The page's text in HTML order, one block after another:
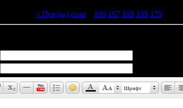
« Предыдущая| 166 167 168 169 170[
Шрифт